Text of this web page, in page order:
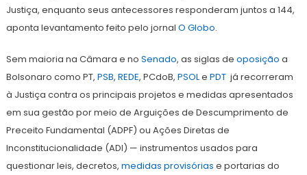
Justiça, enquanto seus antecessores responderam juntos a 144,
aponta levantamento feito pelo jornal O Globo.
Sem maioria na Câmara e no Senado, as siglas de oposição a
Bolsonaro como PT, PSB, REDE, PCdoB, PSOLe PDTjá recorreram
à Justiça contra os principais projetos e medidas apresentados
em sua gestão por meio de Arguições de Descumprimento de
Preceito Fundamental (ADPF) ou Ações Diretas de
Inconstitucionalidade (ADI) — instrumentos usados para
questionar leis, decretos, medidas provisórias e portarias do